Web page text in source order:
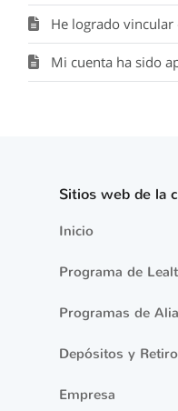
He logrado vincular con éxito mi
Mi cuenta ha sido aprobada, ¿cómo
Sitios web de la
Inicio
Programa de
Programas de
Depósitos y
Empresa